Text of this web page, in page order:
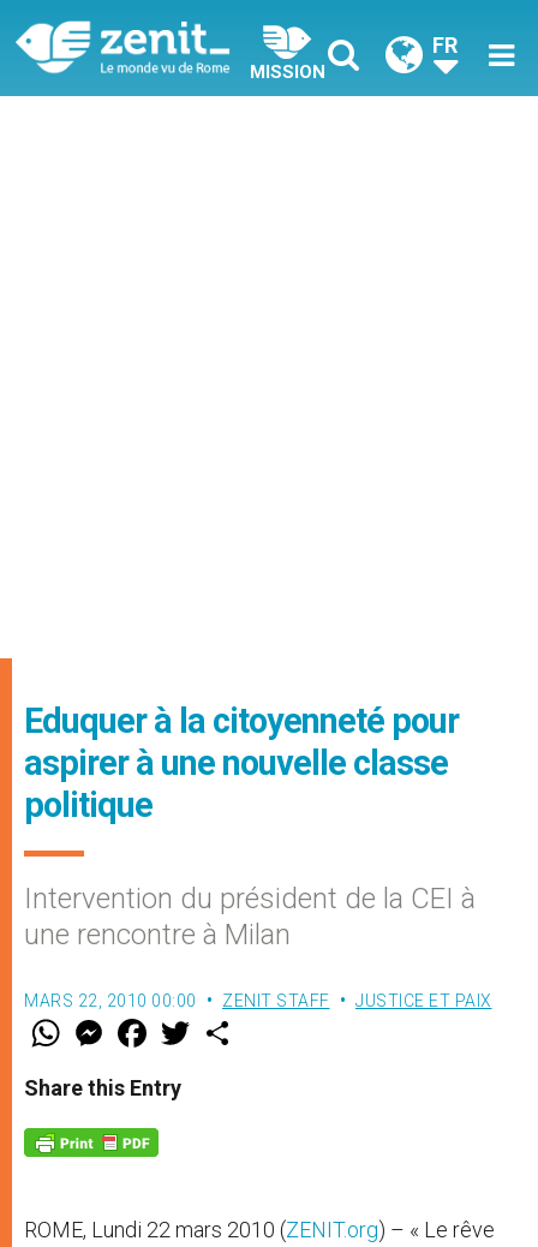
MISSION
FR
Eduquer à la citoyenneté pour
aspirer à une nouvelle classe
politique
Intervention du président de la CEI à
une rencontre à Milan
MARS 22, 2010 00:00 ZENIT STAFF JUSTICE ET PAIX
W
t
s
p
p
M
e
s
e
g
e
F
a
e
b
o
k
w
Share this Entry
ROME, Lundi 22 mars 2010 (ZENIT.org) – « Le rêve